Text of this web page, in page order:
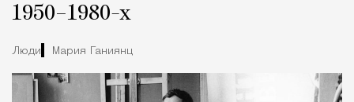
1950–1980-х
Люди Мария Ганиянц